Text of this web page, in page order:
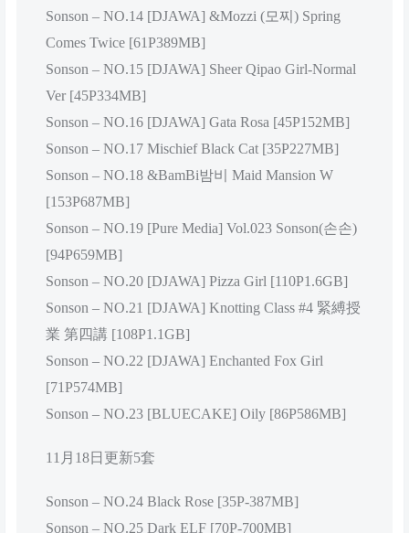
Sonson – NO.14 [DJAWA] &Mozzi (모찌) Spring
Comes Twice [61P389MB]
Sonson – NO.15 [DJAWA] Sheer Qipao Girl-Normal
Ver [45P334MB]
Sonson – NO.16 [DJAWA] Gata Rosa [45P152MB]
Sonson – NO.17 Mischief Black Cat [35P227MB]
Sonson – NO.18 &BamBi밤비 Maid Mansion W
[153P687MB]
Sonson – NO.19 [Pure Media] Vol.023 Sonson(손손)
[94P659MB]
Sonson – NO.20 [DJAWA] Pizza Girl [110P1.6GB]
Sonson – NO.21 [DJAWA] Knotting Class #4 緊縛授
業 第四講 [108P1.1GB]
Sonson – NO.22 [DJAWA] Enchanted Fox Girl
[71P574MB]
Sonson – NO.23 [BLUECAKE] Oily [86P586MB]
11月18日更新5套
Sonson – NO.24 Black Rose [35P-387MB]
Sonson – NO.25 Dark ELF [70P-700MB]